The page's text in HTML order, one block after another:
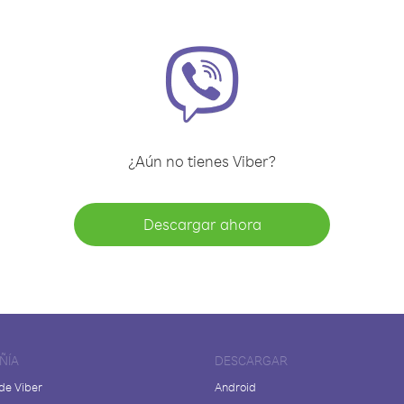
¿Aún no tienes Viber?
Descargar ahora
Viber
DESCARGAR
Android